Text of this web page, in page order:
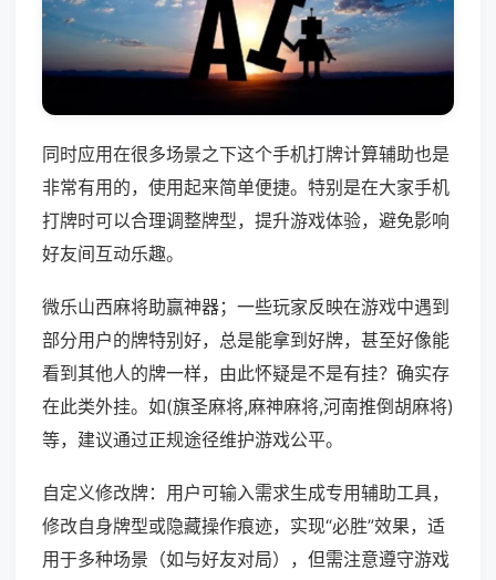
同时应用在很多场景之下这个手机打牌计算辅助也是
非常有用的，使用起来简单便捷。特别是在大家手机
打牌时可以合理调整牌型，提升游戏体验，避免影响
好友间互动乐趣。
微乐山西麻将助赢神器；一些玩家反映在游戏中遇到
部分用户的牌特别好，总是能拿到好牌，甚至好像能
看到其他人的牌一样，由此怀疑是不是有挂？确实存
在此类外挂。如(旗圣麻将,麻神麻将,河南推倒胡麻将)
等，建议通过正规途径维护游戏公平。
自定义修改牌：用户可输入需求生成专用辅助工具，
修改自身牌型或隐藏操作痕迹，实现“必胜”效果，适
用于多种场景（如与好友对局），但需注意遵守游戏